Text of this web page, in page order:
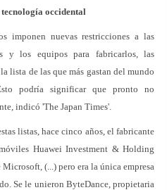
occidental
imponen nuevas restricciones a las
y los equipos para fabricarlos, las
lista de las que más gastan del mundo
podría significar que pronto no
indicó 'The Japan Times'.
listas, hace cinco años, el fabricante
Huawei Investment & Holding
(...) pero era la única empresa
Se le unieron ByteDance, propietaria